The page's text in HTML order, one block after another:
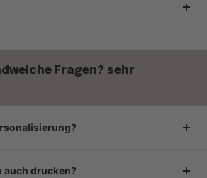
Fragen? sehr
auch drucken?